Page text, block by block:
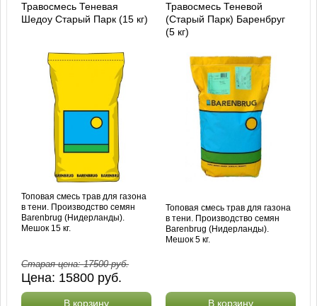
Травосмесь Теневая
Шедоу Старый Парк (15 кг)
Топовая смесь трав для газона
в тени. Производство семян
Barenbrug (Нидерланды).
Мешок 15 кг.
Старая цена:17500руб.
Цена: 15800 руб.
В корзину
Травосмесь Теневой
(Старый Парк) Баренбруг
(5 кг)
Топовая смесь трав для газона
в тени. Производство семян
Barenbrug (Нидерланды).
Мешок 5 кг.
В корзину